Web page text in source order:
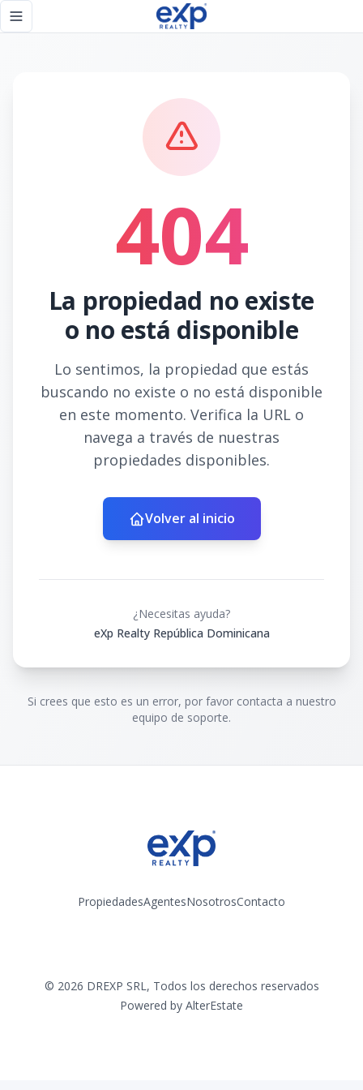
Toggle navigation menu
404
La propiedad no existe
o no está disponible
Lo sentimos, la propiedad que estás
buscando no existe o no está disponible
en este momento. Verifica la URL o
navega a través de nuestras
propiedades disponibles.
Volver al inicio
¿Necesitas ayuda?
eXp Realty República Dominicana
Si crees que esto es un error, por favor contacta a nuestro
equipo de soporte.
PropiedadesAgentesNosotrosContacto
© 2026 DREXP SRL, Todos los derechos reservados
Powered by AlterEstate
Página no encontrada - eXp Realty República Dominicana